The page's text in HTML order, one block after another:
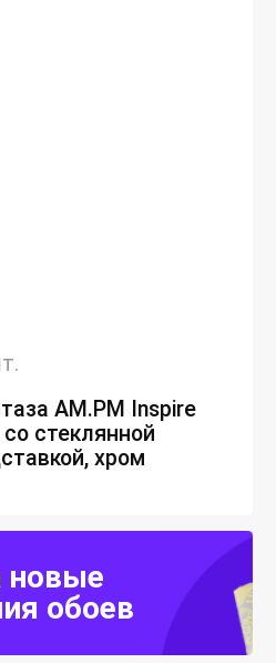
AM.PM Inspire
стеклянной
хром
новые
обоев